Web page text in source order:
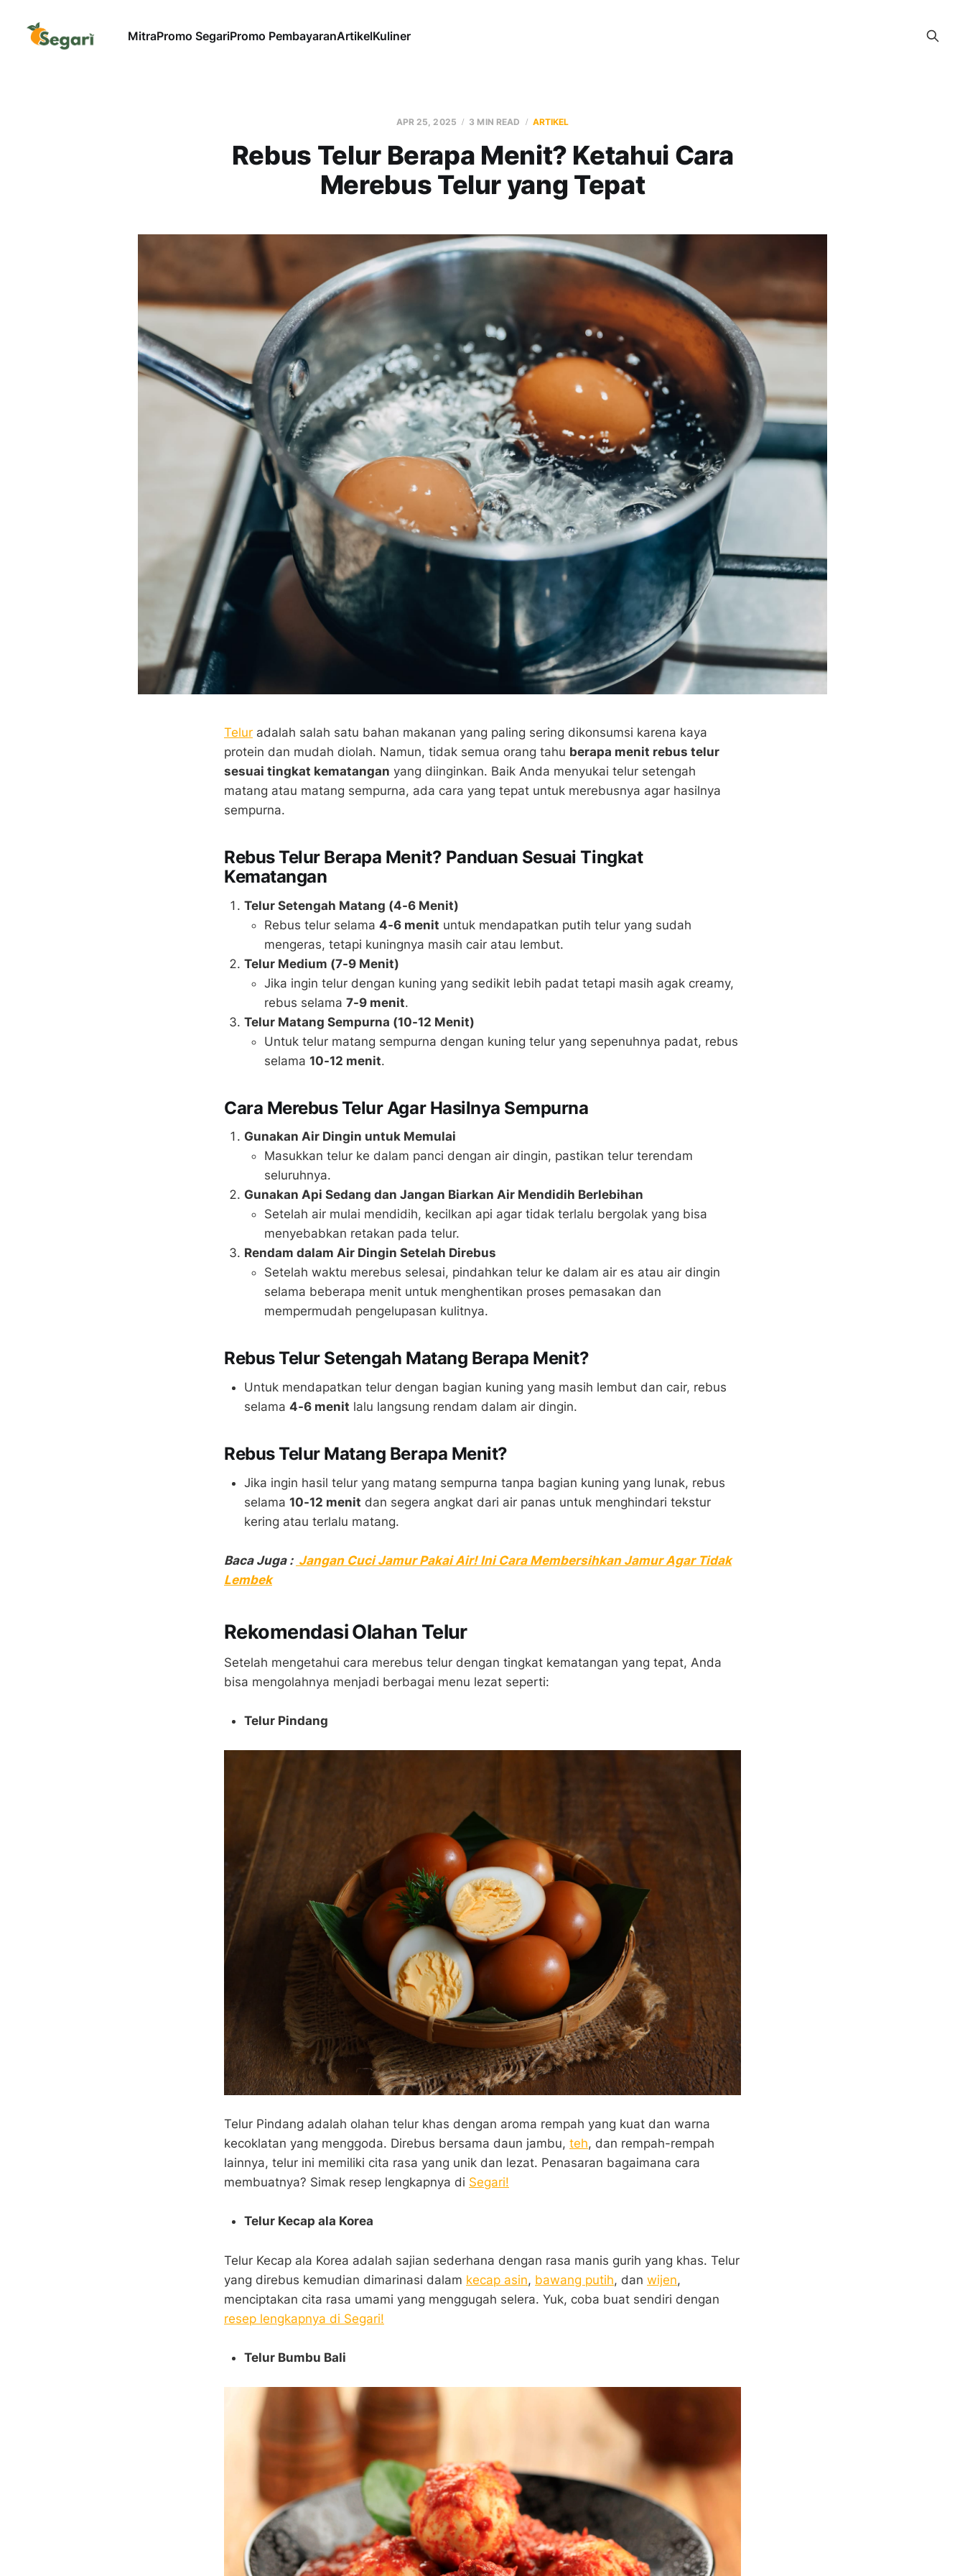
MitraPromo SegariPromo PembayaranArtikelKuliner
APR 25, 2025 3 MIN READ ARTIKEL
Rebus Telur Berapa Menit? Ketahui Cara
Merebus Telur yang Tepat
Telur adalah salah satu bahan makanan yang paling sering dikonsumsi karena kaya
protein dan mudah diolah. Namun, tidak semua orang tahu berapa menit rebus telur
sesuai tingkat kematangan yang diinginkan. Baik Anda menyukai telur setengah
matang atau matang sempurna, ada cara yang tepat untuk merebusnya agar hasilnya
sempurna.
Rebus Telur Berapa Menit? Panduan Sesuai Tingkat
Kematangan
Telur Setengah Matang (4-6 Menit)
Rebus telur selama 4-6 menit untuk mendapatkan putih telur yang sudah
mengeras, tetapi kuningnya masih cair atau lembut.
Telur Medium (7-9 Menit)
Jika ingin telur dengan kuning yang sedikit lebih padat tetapi masih agak creamy,
rebus selama 7-9 menit.
Telur Matang Sempurna (10-12 Menit)
Untuk telur matang sempurna dengan kuning telur yang sepenuhnya padat, rebus
selama 10-12 menit.
Cara Merebus Telur Agar Hasilnya Sempurna
Gunakan Air Dingin untuk Memulai
Masukkan telur ke dalam panci dengan air dingin, pastikan telur terendam
seluruhnya.
Gunakan Api Sedang dan Jangan Biarkan Air Mendidih Berlebihan
Setelah air mulai mendidih, kecilkan api agar tidak terlalu bergolak yang bisa
menyebabkan retakan pada telur.
Rendam dalam Air Dingin Setelah Direbus
Setelah waktu merebus selesai, pindahkan telur ke dalam air es atau air dingin
selama beberapa menit untuk menghentikan proses pemasakan dan
mempermudah pengelupasan kulitnya.
Rebus Telur Setengah Matang Berapa Menit?
Untuk mendapatkan telur dengan bagian kuning yang masih lembut dan cair, rebus
selama 4-6 menit lalu langsung rendam dalam air dingin.
Rebus Telur Matang Berapa Menit?
Jika ingin hasil telur yang matang sempurna tanpa bagian kuning yang lunak, rebus
selama 10-12 menit dan segera angkat dari air panas untuk menghindari tekstur
kering atau terlalu matang.
Baca Juga : Jangan Cuci Jamur Pakai Air! Ini Cara Membersihkan Jamur Agar Tidak
Lembek
Rekomendasi Olahan Telur
Setelah mengetahui cara merebus telur dengan tingkat kematangan yang tepat, Anda
bisa mengolahnya menjadi berbagai menu lezat seperti:
Telur Pindang
Telur Pindang adalah olahan telur khas dengan aroma rempah yang kuat dan warna
kecoklatan yang menggoda. Direbus bersama daun jambu, teh, dan rempah-rempah
lainnya, telur ini memiliki cita rasa yang unik dan lezat. Penasaran bagaimana cara
membuatnya? Simak resep lengkapnya di Segari!
Telur Kecap ala Korea
Telur Kecap ala Korea adalah sajian sederhana dengan rasa manis gurih yang khas. Telur
yang direbus kemudian dimarinasi dalam kecap asin, bawang putih, dan wijen,
menciptakan cita rasa umami yang menggugah selera. Yuk, coba buat sendiri dengan
resep lengkapnya di Segari!
Telur Bumbu Bali